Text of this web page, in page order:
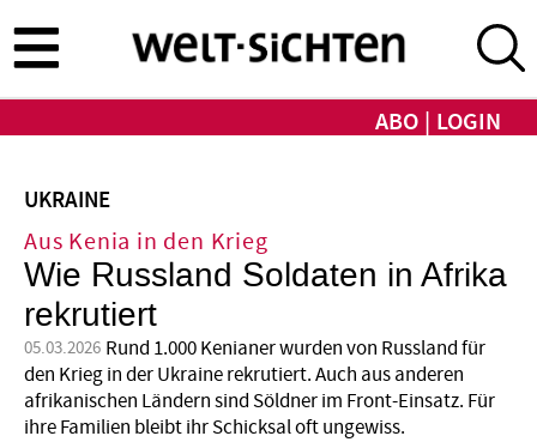
zum
Inhalt
ABO LOGIN
UKRAINE
Aus Kenia in den Krieg
Wie Russland Soldaten in Afrika
rekrutiert
05.03.2026 Rund 1.000 Kenianer wurden von Russland für
den Krieg in der Ukraine rekrutiert. Auch aus anderen
afrikanischen Ländern sind Söldner im Front-Einsatz. Für
ihre Familien bleibt ihr Schicksal oft ungewiss.